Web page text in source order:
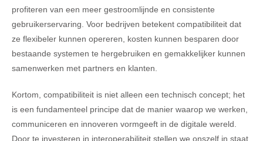
profiteren van een meer gestroomlijnde en consistente
gebruikerservaring. Voor bedrijven betekent compatibiliteit dat
ze flexibeler kunnen opereren, kosten kunnen besparen door
bestaande systemen te hergebruiken en gemakkelijker kunnen
samenwerken met partners en klanten.
Kortom, compatibiliteit is niet alleen een technisch concept; het
is een fundamenteel principe dat de manier waarop we werken,
communiceren en innoveren vormgeeft in de digitale wereld.
Door te investeren in interoperabiliteit stellen we onszelf in staat